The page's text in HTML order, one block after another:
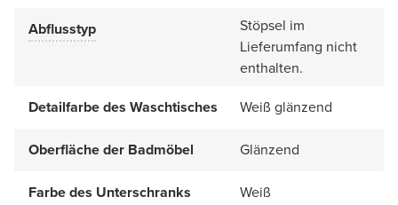
Abflusstyp
Stöpsel im
Lieferumfang nicht
enthalten.
Detailfarbe des Waschtisches
Weiß glänzend
Oberfläche der Badmöbel Glänzend
Farbe des Unterschranks Weiß